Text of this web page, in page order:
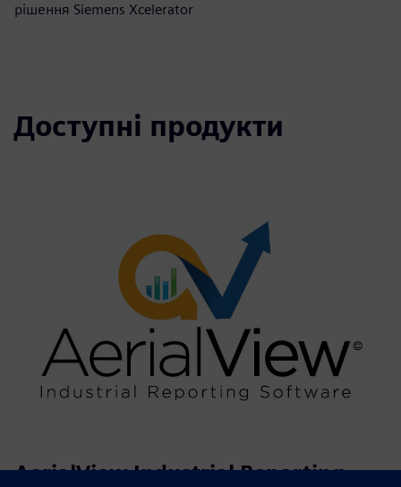
рішення Siemens Xcelerator
Доступні продукти
AerialView Industrial Reporting